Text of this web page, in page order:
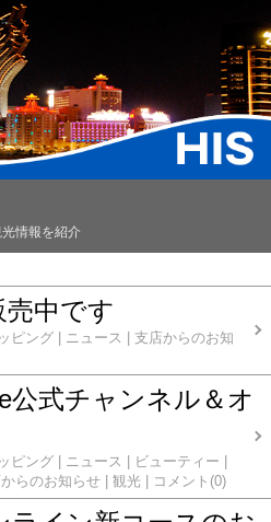
情報を紹介
中です
ピング ニュース
支店からのお知
公式チャンネル＆オ
ピング ニュース
ビューティー
らのお知らせ 観光 コメント(0)